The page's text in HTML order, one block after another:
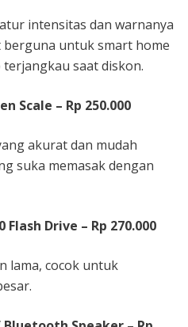
intensitas dan warnanya
untuk smart home
saat diskon.
Scale – Rp 250.000
akurat dan mudah
suka memasak dengan
Flash Drive – Rp 270.000
lama, cocok untuk